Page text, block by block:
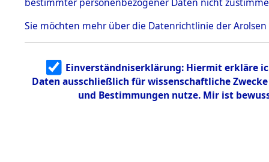
zu
Todesmärsch
en
5.3.2
Identifizierun
g
5.3.3
Todesmärsch
Branch -
0108
Sie möchten mehr über die Datenrichtlinie der Arolsen
Einverständniserklärung: Hiermit erkläre
Daten ausschließlich für wissenschaftliche
und Bestimmungen nutze. Mir ist